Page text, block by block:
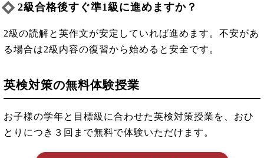
2級合格後すぐ準1級に進めますか？
2級の読解と英作文が安定していれば進めます。不安があ
る場合は2級内容の復習から始めると安全です。
英検対策の無料体験授業
お子様の学年と目標級に合わせた英検対策授業を、おひ
とりにつき３回まで無料で体験いただけます。